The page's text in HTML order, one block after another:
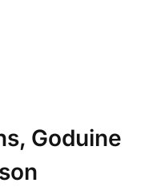
Goduine